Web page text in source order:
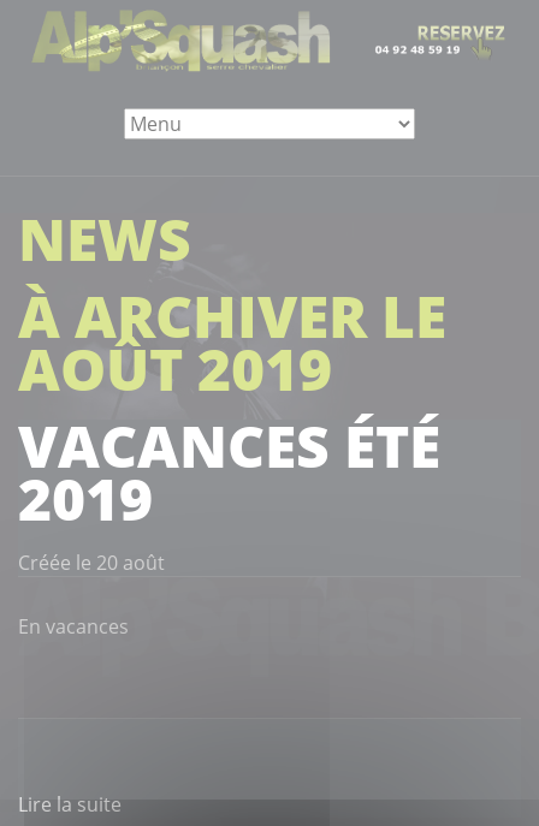
NEWS
À ARCHIVER LE
AOÛT 2019
VACANCES ÉTÉ
2019
Créée le 20 août
En vacances
Lire la suite